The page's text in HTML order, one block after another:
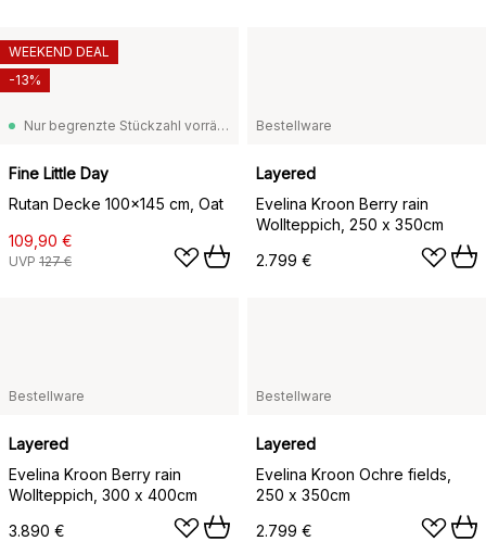
Nur begrenzte Stückzahl vorrätig
Fine Little Day
Rutan Decke 100x145 cm, Oat
109,90 €
UVP 127 €
WEEKEND DEAL
-13%
Bestellware
Layered
Evelina Kroon Berry rain
Wollteppich, 250 x 350cm
2.799 €
Bestellware
Layered
Evelina Kroon Berry rain
Wollteppich, 300 x 400cm
3.890 €
Bestellware
Layered
Evelina Kroon Ochre fields,
250 x 350cm
2.799 €